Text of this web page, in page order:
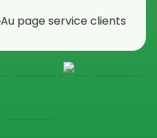
Au page service clients